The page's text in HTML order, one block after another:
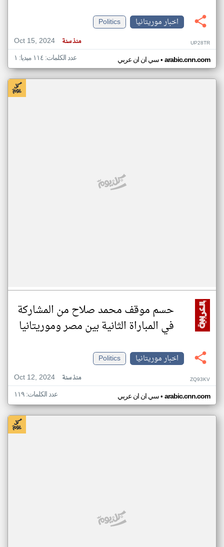
اخبار موريتانيا
Politics
Oct 15, 2024
منذ سنة UP28TR
سي ان ان عربي• arabic.cnn.com عدد الكلمات: ١١٤ ميديا: ١
حسم موقف محمد صلاح من المشاركة
في المباراة الثانية بين مصر وموريتانيا
اخبار موريتانيا
Politics
Oct 12, 2024
منذ سنة ZQ93KV
سي ان ان عربي• arabic.cnn.com عدد الكلمات: ١١٩